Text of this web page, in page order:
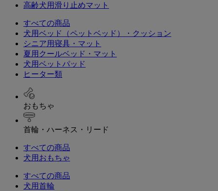
高齢犬用滑り止めマット
すべての商品
犬用ベッド（ペットベッド）・クッション
シニア用寝具・マット
夏用クールベッド・マット
犬用ベットパッド
ヒーター類
おもちゃ
首輪・ハーネス・リード
すべての商品
犬用おもちゃ
すべての商品
犬用首輪